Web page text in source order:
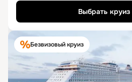
Выбрать круиз
Безвизовый круиз